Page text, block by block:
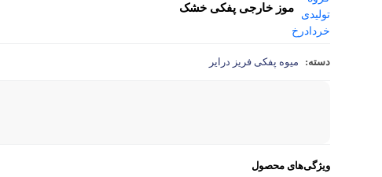
موز خارجی پفکی خشک
دسته: میوه پفکی فریز درایر
ویژگی‌های محصول